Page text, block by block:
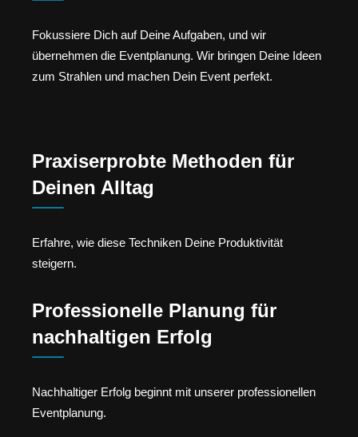
Fokussiere Dich auf Deine Aufgaben, und wir
übernehmen die Eventplanung. Wir bringen Deine Ideen
zum Strahlen und machen Dein Event perfekt.
Praxiserprobte Methoden für
Deinen Alltag
Erfahre, wie diese Techniken Deine Produktivität
steigern.
Professionelle Planung für
nachhaltigen Erfolg
Nachhaltiger Erfolg beginnt mit unserer professionellen
Eventplanung.